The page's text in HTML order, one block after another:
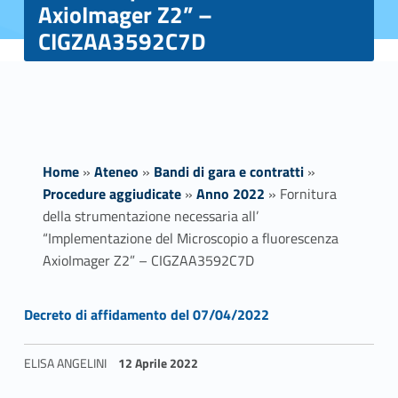
AxioImager Z2” –
CIGZAA3592C7D
Home» Ateneo » Bandi di gara e contratti»
Procedure aggiudicate» Anno 2022 » Fornitura
della strumentazione necessaria all’
“Implementazione del Microscopio a fluorescenza
AxioImager Z2” – CIGZAA3592C7D
F
o
Link identifier #identifier__45960-1
Decreto di affidamento del 07/04/2022
ELISA ANGELINI 12 Aprile 2022